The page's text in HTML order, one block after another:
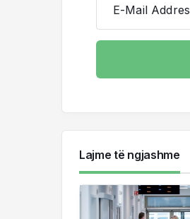
E-Mail
Lajme të ngjashme